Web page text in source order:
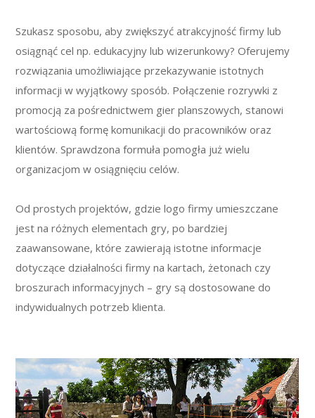
Szukasz sposobu, aby zwiększyć atrakcyjność firmy lub
osiągnąć cel np. edukacyjny lub wizerunkowy? Oferujemy
rozwiązania umożliwiające przekazywanie istotnych
informacji w wyjątkowy sposób. Połączenie rozrywki z
promocją za pośrednictwem gier planszowych, stanowi
wartościową formę komunikacji do pracowników oraz
klientów. Sprawdzona formuła pomogła już wielu
organizacjom w osiągnięciu celów.
Od prostych projektów, gdzie logo firmy umieszczane
jest na różnych elementach gry, po bardziej
zaawansowane, które zawierają istotne informacje
dotyczące działalności firmy na kartach, żetonach czy
broszurach informacyjnych – gry są dostosowane do
indywidualnych potrzeb klienta.